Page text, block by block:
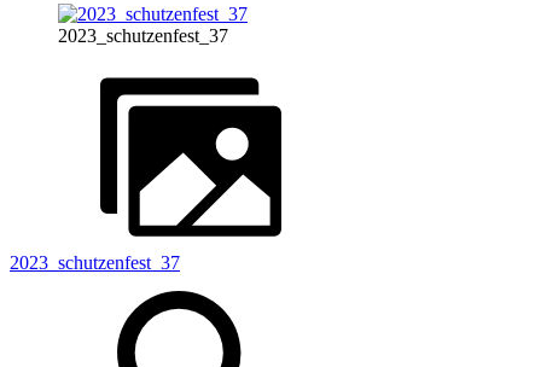
2023_schutzenfest_37
2023_schutzenfest_37